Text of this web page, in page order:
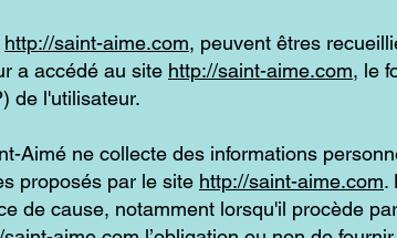
http://saint-aime.com, peuvent êtres
a accédé au site http://saint-aime.com, le
de l'utilisateur.
Aimé ne collecte des informations
proposés par le site http://saint-aime.com.
de cause, notamment lorsqu'il procède